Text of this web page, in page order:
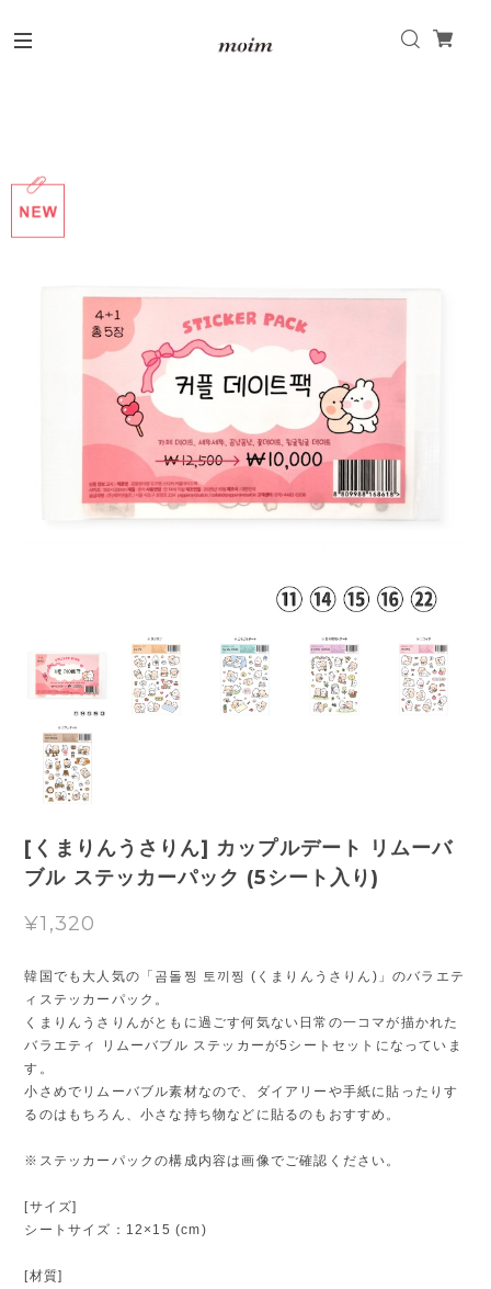
[くまりんうさりん] カップルデート リムーバ
ブル ステッカーパック (5シート入り)
¥1,320
韓国でも大人気の「곰돌찡 토끼찡 (くまりんうさりん)」のバラエテ
ィステッカーパック。
くまりんうさりんがともに過ごす何気ない日常の一コマが描かれた
バラエティ リムーバブル ステッカーが5シートセットになっていま
す。
小さめでリムーバブル素材なので、ダイアリーや手紙に貼ったりす
るのはもちろん、小さな持ち物などに貼るのもおすすめ。
※ステッカーパックの構成内容は画像でご確認ください。
[サイズ]
シートサイズ：12×15 (cm)
[材質]